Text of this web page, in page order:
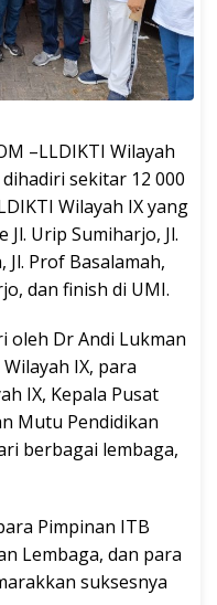
–LLDIKTI Wilayah
sekitar 12 000
Wilayah IX yang
Urip Sumiharjo, Jl.
Jl. Prof Basalamah,
dan finish di UMI.
oleh Dr Andi Lukman
IX, para
IX, Kepala Pusat
Mutu Pendidikan
berbagai lembaga,
Pimpinan ITB
Lembaga, dan para
suksesnya